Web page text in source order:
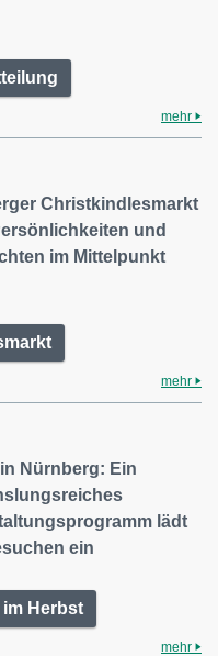
mehr
Christkindlesmarkt
und
im Mittelpunkt
mehr
Nürnberg: Ein
lädt
ein
Herbst
mehr